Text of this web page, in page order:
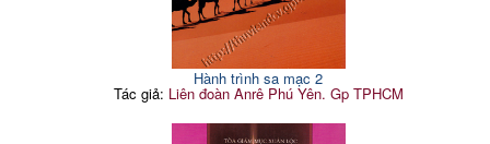
Hành trình sa mạc 2
Tác giả: Liên đoàn Anrê Phú Yên. Gp TPHCM